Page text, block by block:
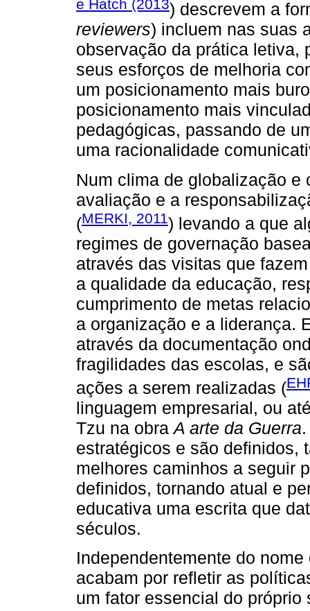
e Hatch (2013) descrevem a
reviewers) incluem nas suas
observação da prática letiva,
seus esforços de melhoria
um posicionamento mais
posicionamento mais
pedagógicas, passando de
uma racionalidade
Num clima de globalização
avaliação e a
(MERKI, 2011) levando a que
regimes de governação
através das visitas que
a qualidade da educação,
cumprimento de metas
a organização e a liderança.
através da documentação
fragilidades das escolas, e
ações a serem realizadas (
linguagem empresarial, ou
Tzu na obraA arte da Guerra
estratégicos e são definidos,
melhores caminhos a seguir
definidos, tornando atual e
educativa uma escrita que
séculos.
Independentemente do
acabam por refletir as
um fator essencial do